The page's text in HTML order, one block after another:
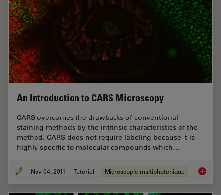
An Introduction to CARS Microscopy
CARS overcomes the drawbacks of conventional
staining methods by the intrinsic characteristics of the
method. CARS does not require labeling because it is
highly specific to molecular compounds which…
Nov 04, 2011 Tutoriel Microscopie multiphotonique An